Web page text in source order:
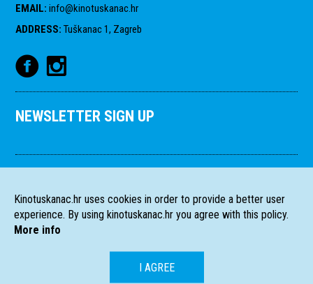
EMAIL: info@kinotuskanac.hr
ADDRESS: Tuškanac 1, Zagreb
NEWSLETTER SIGN UP
Kinotuskanac.hr uses cookies in order to provide a better user
experience. By using kinotuskanac.hr you agree with this policy.
More info
I AGREE